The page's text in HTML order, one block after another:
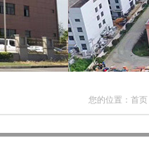
您的位置： 首页